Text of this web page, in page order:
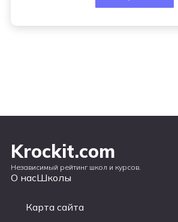
Krockit.com
Независимый рейтинг школ и курсов.
О насШколы
Карта сайта